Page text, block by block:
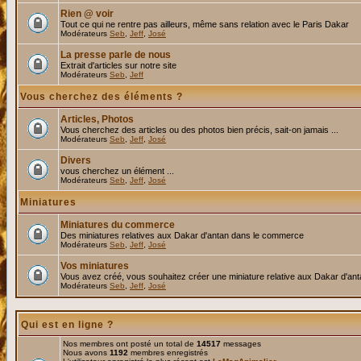
Rien @ voir
Tout ce qui ne rentre pas ailleurs, même sans relation avec le Paris Dakar
Modérateurs Seb Jeff José
La presse parle de nous
Extrait d'articles sur notre site
Modérateurs Seb Jeff
Vous cherchez des éléments ?
Articles, Photos
Vous cherchez des articles ou des photos bien précis, sait-on jamais ...
Modérateurs Seb Jeff José
Divers
vous cherchez un élément ...
Modérateurs Seb Jeff José
Miniatures
Miniatures du commerce
Des miniatures relatives aux Dakar d'antan dans le commerce
Modérateurs Seb Jeff José
Vos miniatures
Vous avez créé, vous souhaitez créer une miniature relative aux Dakar
Modérateurs Seb Jeff José
Qui est en ligne ?
Nos membres ont posté un total de 14517 messages
Nous avons 1192 membres enregistrés